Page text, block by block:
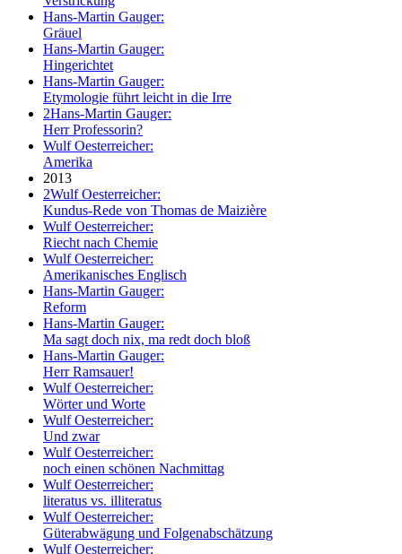
Hans-Martin Gauger:
Gräuel
Hans-Martin Gauger:
Hingerichtet
Hans-Martin Gauger:
Etymologie führt leicht in die Irre
2Hans-Martin Gauger:
Herr Professorin?
Wulf Oesterreicher:
Amerika
2013
2Wulf Oesterreicher:
Kundus-Rede von Thomas de Maizière
Wulf Oesterreicher:
Riecht nach Chemie
Wulf Oesterreicher:
Amerikanisches Englisch
Hans-Martin Gauger:
Reform
Hans-Martin Gauger:
Ma sagt doch nix, ma redt doch bloß
Hans-Martin Gauger:
Herr Ramsauer!
Wulf Oesterreicher:
Wörter und Worte
Wulf Oesterreicher:
Und zwar
Wulf Oesterreicher:
noch einen schönen Nachmittag
Wulf Oesterreicher:
literatus vs. illiteratus
Wulf Oesterreicher:
Güterabwägung und Folgenabschätzung
Wulf Oesterreicher: